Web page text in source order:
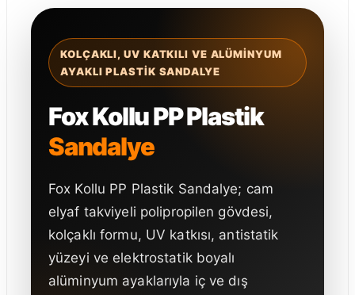
KOLÇAKLI, UV KATKILI VE ALÜMINYUM
AYAKLI PLASTIK SANDALYE
Fox Kollu PP Plastik
Sandalye
Fox Kollu PP Plastik Sandalye; cam
elyaf takviyeli polipropilen gövdesi,
kolçaklı formu, UV katkısı, antistatik
yüzeyi ve elektrostatik boyalı
alüminyum ayaklarıyla iç ve dış